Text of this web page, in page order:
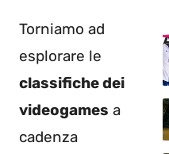
Torniamo ad
esplorare le
classifiche dei
videogames a
cadenza